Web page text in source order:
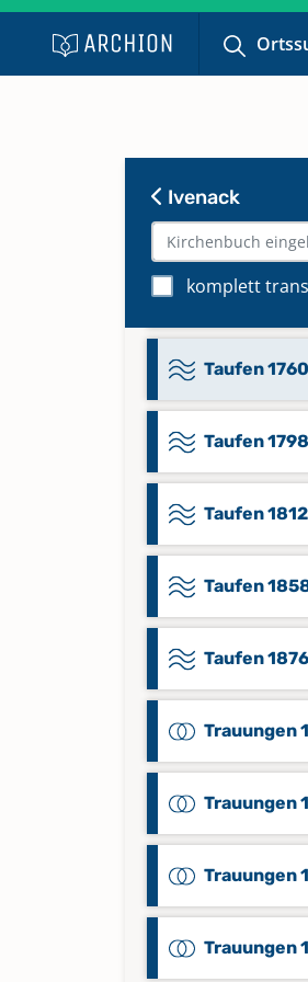
Ivenack
komplett
Taufen
Taufen
Taufen
Taufen
Taufen
Taufen
Taufen
Taufen
Trauungen
Trauungen
Trauungen
Trauungen